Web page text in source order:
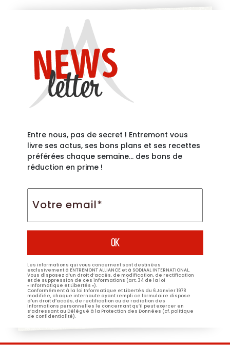
Entre nous, pas de secret ! Entremont vous
livre ses actus, ses bons plans et ses recettes
préférées chaque semaine… des bons de
réduction en prime !
email*
Les informations qui vous concernent sont destinées
exclusivement à ENTREMONT ALLIANCE et à SODIAAL INTERNATIONAL.
Vous disposez d’un droit d’accès, de modification, de rectification
et de suppression de ces informations (art. 34 de la loi
« Informatique et Libertés »).
Conformément à la loi Informatique et Libertés du 6 Janvier 1978
modifiée, chaque internaute ayant rempli ce formulaire dispose
d’un droit d’accès, de rectification ou de radiation des
informations personnelles le concernant qu’il peut exercer en
s’adressant au Délégué à la Protection des Données (cf. politique
de confidentialité).